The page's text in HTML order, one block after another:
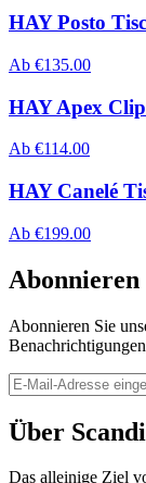
HAY Posto
Ab €135.00
HAY Apex
Ab €114.00
HAY Canelé
Ab €199.00
Abonnieren
Abonnieren Sie
Über
Das alleinige Ziel